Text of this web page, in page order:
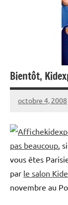
Bientôt,
octobre 4, 2008
pas beaucoup ,
vous êtes
par le salon
novembre au